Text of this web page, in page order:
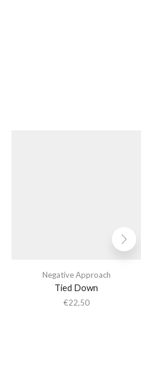
Negative Approach
Tied Down
€22,50